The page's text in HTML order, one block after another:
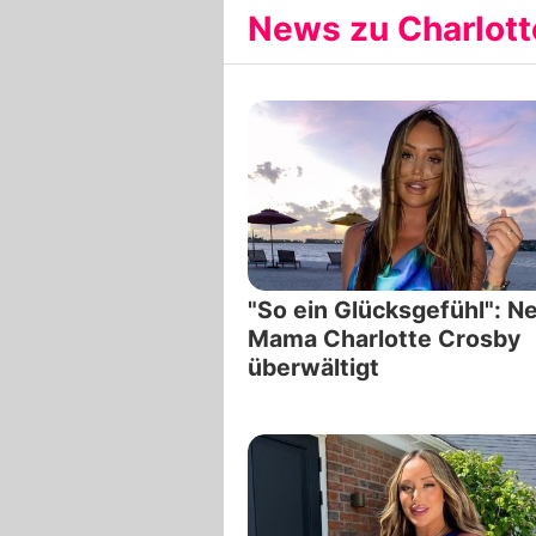
News zu
"So ein Glücksgefühl":
Mama Charlotte Crosby
überwältigt